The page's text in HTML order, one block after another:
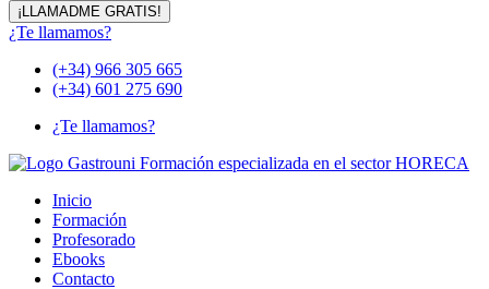
¿Te llamamos?
(+34) 966 305 665
(+34) 601 275 690
¿Te llamamos?
Inicio
Formación
Profesorado
Ebooks
Contacto